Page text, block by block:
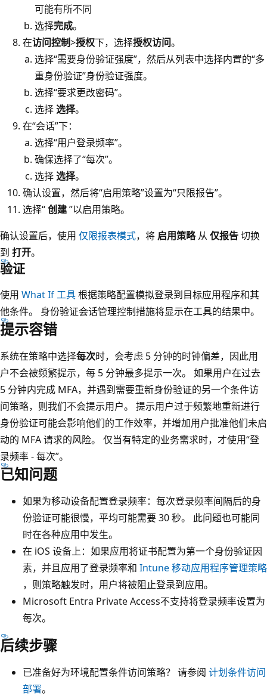
可能有所不同
选择完成。
在访问控制>授权下，选择授权访问。
选择“需要身份验证强度”，然后从列表中选择内置的“多
重身份验证”身份验证强度。
选择“要求更改密码”。
选择选择。
在“会话”下：
选择“用户登录频率”。
确保选择了“每次”。
选择选择。
确认设置，然后将“启用策略”设置为“只限报告”。
选择“创建”以启用策略。
确认设置后，使用 仅限报表模式，将启用策略从仅报告切换
到 打开。
验证
使用 What If 工具根据策略配置模拟登录到目标应用程序和其
他条件。 身份验证会话管理控制措施将显示在工具的结果中。
提示容错
系统在策略中选择每次时，会考虑 5 分钟的时钟偏差，因此用
户不会被频繁提示，每 5 分钟最多提示一次。 如果用户在过去
5 分钟内完成 MFA，并遇到需要重新身份验证的另一个条件访
问策略，则我们不会提示用户。 提示用户过于频繁地重新进行
身份验证可能会影响他们的工作效率，并增加用户批准他们未启
动的 MFA 请求的风险。 仅当有特定的业务需求时，才使用“登
录频率 - 每次”。
已知问题
如果为移动设备配置登录频率：每次登录频率间隔后的身
份验证可能很慢，平均可能需要 30 秒。 此问题也可能同
时在各种应用中发生。
在 iOS 设备上：如果应用将证书配置为第一个身份验证因
素，并且应用了登录频率和 Intune 移动应用程序管理策略
，则策略触发时，用户将被阻止登录到应用。
Microsoft Entra Private Access不支持将登录频率设置为
每次。
后续步骤
已准备好为环境配置条件访问策略？ 请参阅 计划条件访问
部署。